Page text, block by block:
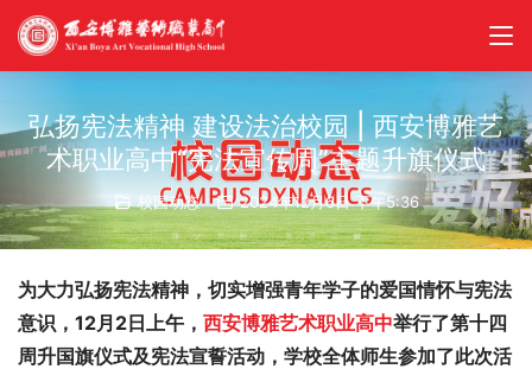
弘扬宪法精神 建设法治校园 | 西安博雅艺
术职业高中“宪法宣传周”主题升旗仪式
校园动态 2024年12月6日 下午5:36
为大力弘扬宪法精神，切实增强青年学子的爱国情怀与宪法
意识 ， 12月2日上午， 西安博雅艺术职业高中举行了第十四
周升国旗仪式及宪法宣誓活动，学校全体师生参加了此次活